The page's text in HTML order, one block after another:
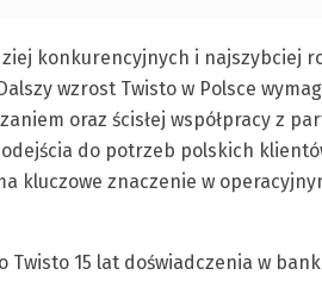
konkurencyjnych i najszybciej
wzrost Twisto w Polsce
oraz ścisłej współpracy z
do potrzeb polskich
kluczowe znaczenie w
Twisto 15 lat doświadczenia w